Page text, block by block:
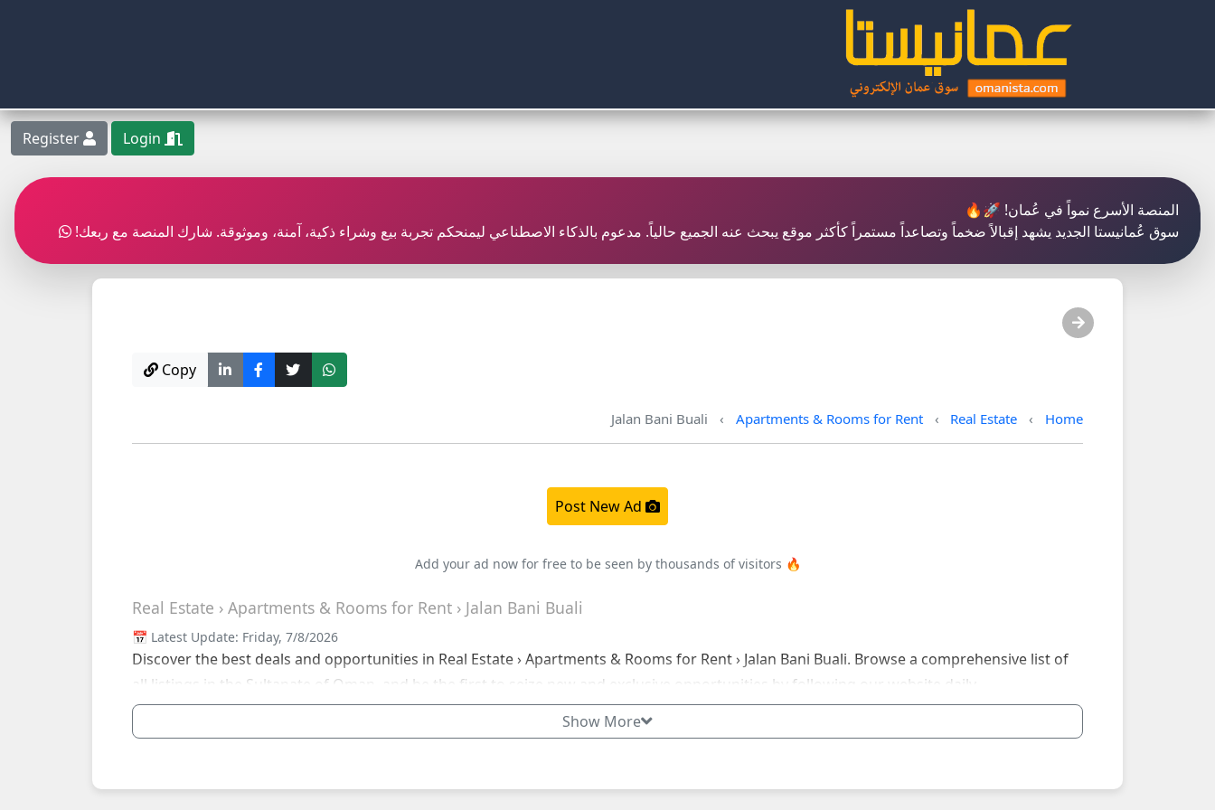
المنصة الأسرع نمواً في عُمان! 🚀🔥
سوق عُمانيستا الجديد يشهد إقبالاً ضخماً وتصاعداً مستمراً كأكثر موقع يبحث عنه الجميع حالياً. مدعوم بالذكاء الاصطناعي ليمنحكم تجربة بيع وشراء ذكية، آمنة، وموثوقة. شارك المنصة مع ربعك!
Copy
Home
Real Estate
Apartments & Rooms for Rent
Jalan Bani Buali
Add your ad now for free to be seen by thousands of visitors 🔥
Real Estate › Apartments & Rooms for Rent › Jalan Bani Buali
📅 Latest Update: Friday, 7/8/2026
Discover the best deals and opportunities in Real Estate › Apartments & Rooms for Rent › Jalan Bani Buali. Browse a comprehensive list of
all listings in the Sultanate of Oman, and be the first to seize new and exclusive opportunities by following our website daily.
Show More